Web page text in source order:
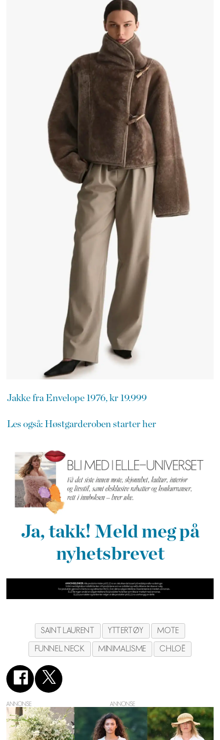
Jakke fra Envelope 1976, kr 19.999
Les også: Høstgarderoben starter her
Ja, takk! Meld meg på
nyhetsbrevet
SAINT LAURENT YTTERTØY
MOTE
FUNNEL NECK
MINIMALISME CHLOÉ
ANNONSE